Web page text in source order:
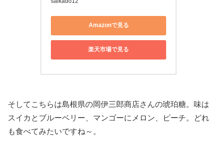
Amazonで見る
楽天市場で見る
‎そしてこちらは島根県の岡伊三郎商店さんの琥珀糖。味は
スイカとブルーベリー、マンゴーにメロン、ピーチ。どれ
も食べてみたいですね～。